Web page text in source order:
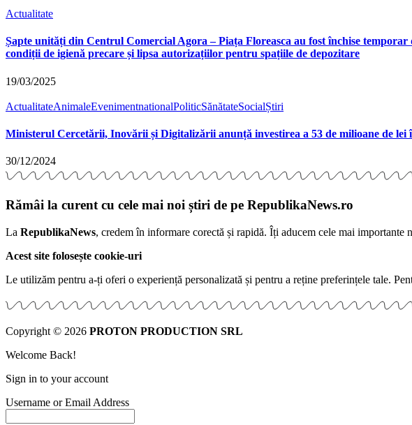
Actualitate
Șapte unități din Centrul Comercial Agora – Piața Floreasca au fost închise
condiții de igienă precare și lipsa autorizațiilor pentru spațiile de depozitare
19/03/2025
ActualitateAnimaleEvenimentnationalPoliticSănătateSocialȘtiri
Ministerul Cercetării, Inovării și Digitalizării anunță investirea a 53 de milioane de
30/12/2024
Rămâi la curent cu cele mai noi știri de pe RepublikaNews.ro
La RepublikaNews, credem în informare corectă și rapidă. Îți aducem cele mai importante
Acest site folosește cookie-uri
Le utilizăm pentru a-ți oferi o experiență personalizată și pentru a reține preferințele tale.
Copyright © 2026 PROTON PRODUCTION SRL
Welcome Back!
Sign in to your account
Username or Email Address